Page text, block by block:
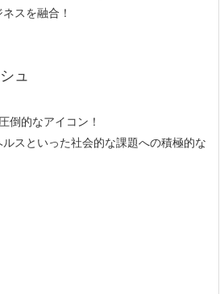
スを融合！
ュ
倒的なアイコン！
スといった社会的な課題への積極的な